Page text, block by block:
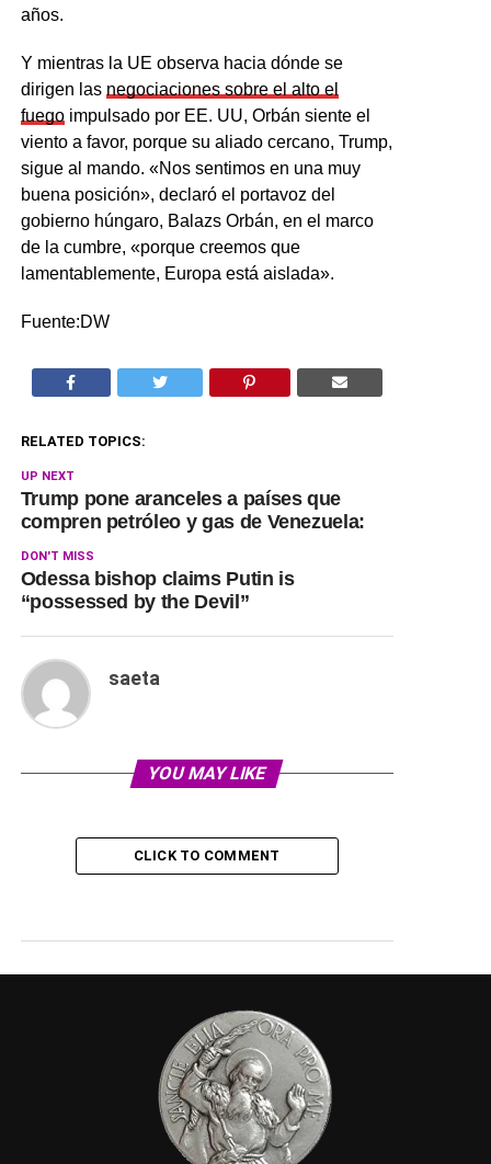
años.
Y mientras la UE observa hacia dónde se
dirigen las negociaciones sobre el alto el
fuegoimpulsado por EE. UU, Orbán siente el
viento a favor, porque su aliado cercano, Trump,
sigue al mando. «Nos sentimos en una muy
buena posición», declaró el portavoz del
gobierno húngaro, Balazs Orbán, en el marco
de la cumbre, «porque creemos que
lamentablemente, Europa está aislada».
Fuente:DW
RELATED TOPICS:
UP NEXT
Trump pone aranceles a países que
compren petróleo y gas de Venezuela:
DON'T MISS
Odessa bishop claims Putin is
“possessed by the Devil”
saeta
YOU MAY LIKE
CLICK TO COMMENT